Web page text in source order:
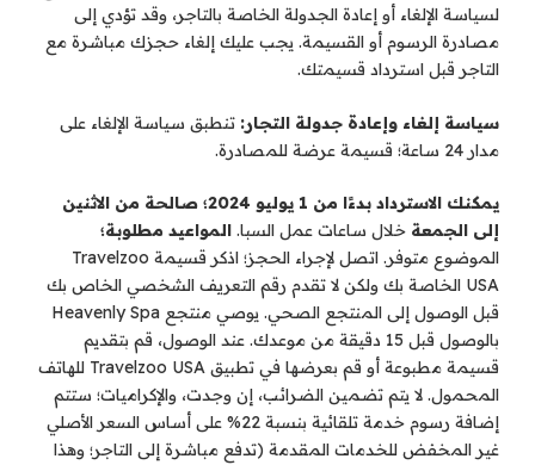
لسياسة الإلغاء أو إعادة الجدولة الخاصة بالتاجر، وقد تؤدي إلى
مصادرة الرسوم أو القسيمة. يجب عليك إلغاء حجزك مباشرة مع
التاجر قبل استرداد قسيمتك.
سياسة إلغاء وإعادة جدولة التجار: تنطبق سياسة الإلغاء على
مدار 24 ساعة؛ قسيمة عرضة للمصادرة.
يمكنك الاسترداد بدءًا من 1 يوليو 2024؛ صالحة من الاثنين
إلى الجمعة خلال ساعات عمل السبا. المواعيد مطلوبة؛
الموضوع متوفر. اتصل لإجراء الحجز؛ اذكر قسيمة Travelzoo
USA الخاصة بك ولكن لا تقدم رقم التعريف الشخصي الخاص بك
قبل الوصول إلى المنتجع الصحي. يوصي منتجع Heavenly Spa
بالوصول قبل 15 دقيقة من موعدك. عند الوصول، قم بتقديم
قسيمة مطبوعة أو قم بعرضها في تطبيق Travelzoo USA للهاتف
المحمول. لا يتم تضمين الضرائب، إن وجدت، والإكراميات؛ ستتم
إضافة رسوم خدمة تلقائية بنسبة 22% على أساس السعر الأصلي
غير المخفض للخدمات المقدمة (تدفع مباشرة إلى التاجر؛ وهذا